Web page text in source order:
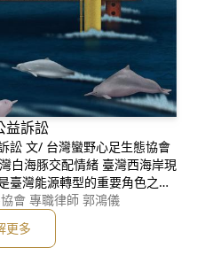
益訴訟
協會
臺灣能源轉型的重要角色之
組時的打樁噪音，對於海洋
巨大的噪音會造成其生存上的
是臺灣白海豚的重要且唯一的
會 專職律師 郭鴻儀
更多